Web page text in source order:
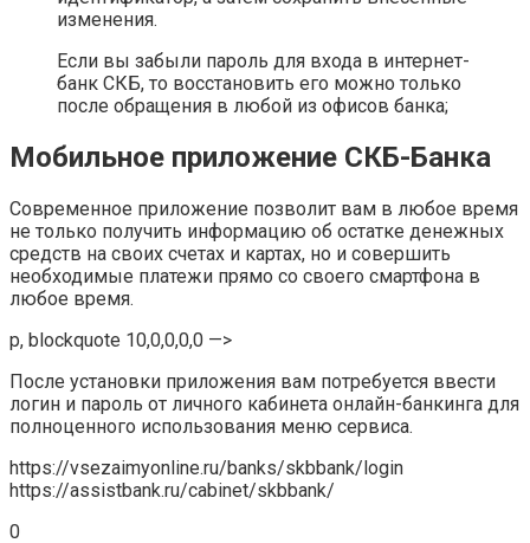
изменения.
Если вы забыли пароль для входа в интернет-
банк СКБ, то восстановить его можно только
после обращения в любой из офисов банка;
Мобильное приложение СКБ-Банка
Современное приложение позволит вам в любое время
не только получить информацию об остатке денежных
средств на своих счетах и картах, но и совершить
необходимые платежи прямо со своего смартфона в
любое время.
p, blockquote 10,0,0,0,0 —>
После установки приложения вам потребуется ввести
логин и пароль от личного кабинета онлайн-банкинга для
полноценного использования меню сервиса.
https://vsezaimyonline.ru/banks/skbbank/login
https://assistbank.ru/cabinet/skbbank/
0